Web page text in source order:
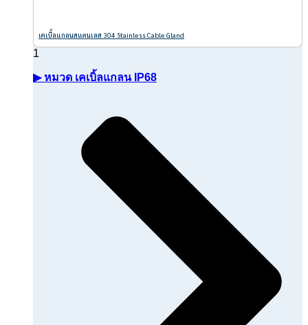
เคเบิ้ลแกลนสแตนเลส 304 Stainless Cable Gland
▶ หมวด เคเบิ้ลแกลน IP68